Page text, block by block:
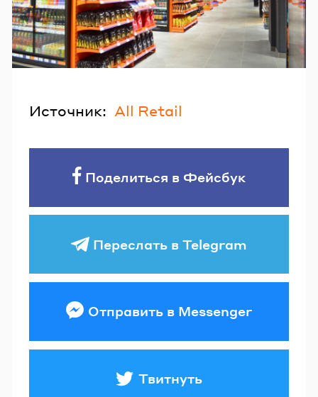
Источник: All Retail
Поделиться в Фейсбук
Переслать в Telegram
Отправить в Messenger
Твитнуть